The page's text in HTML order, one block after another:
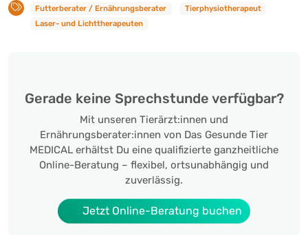
Futterberater / Ernährungsberater
Tierphysiotherapeut
Laser- und Lichttherapeuten
Gerade keine Sprechstunde verfügbar?
Mit unseren Tierärzt:innen und
Ernährungsberater:innen von Das Gesunde Tier
MEDICAL erhältst Du eine qualifizierte ganzheitliche
Online-Beratung – flexibel, ortsunabhängig und
zuverlässig.
Jetzt Online-Beratung buchen